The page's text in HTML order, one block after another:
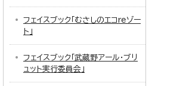
フェイスブック「むさしのエコreゾー
ト」
フェイスブック「武蔵野アール・ブリ
ュット実行委員会」